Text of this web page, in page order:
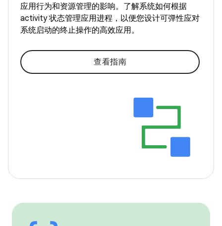
应用行为和资源管理的影响。了解系统如何根据
activity 状态管理应用进程，以便您设计可弹性应对
系统启动的终止操作的高效应用。
查看指南